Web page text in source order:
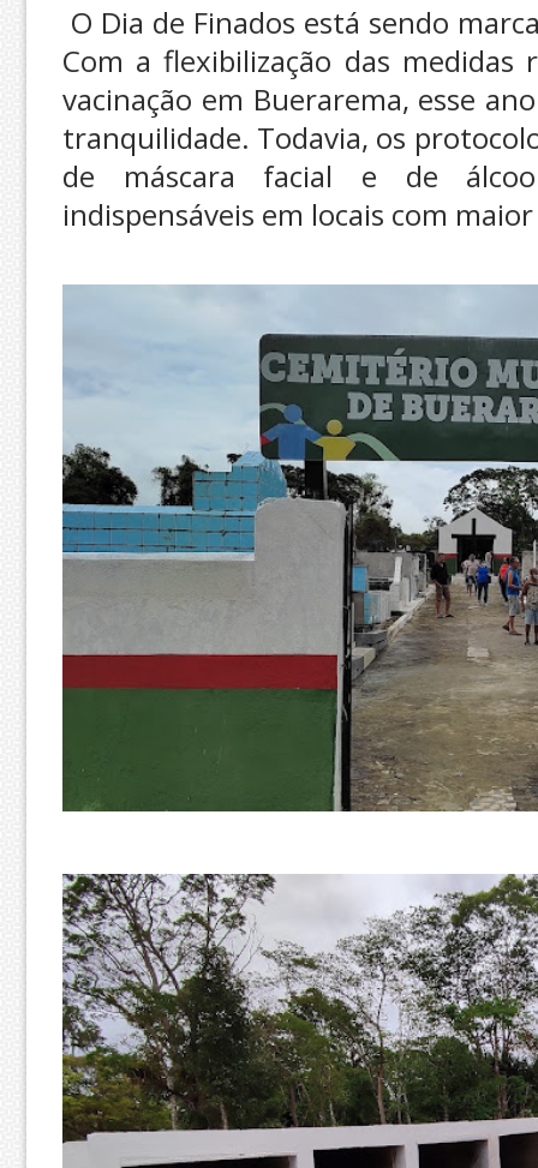
O Dia de Finados está sendo
Com a flexibilização das
vacinação em Buerarema, esse
tranquilidade. Todavia, os
de máscara facial e de
indispensáveis em locais com